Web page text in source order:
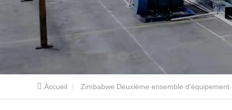
Accueil Zimbabwe Deuxième ensemble